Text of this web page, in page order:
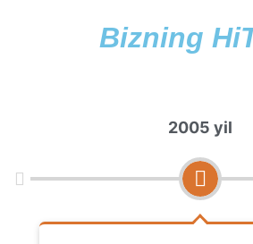
Bizning
2005 yil